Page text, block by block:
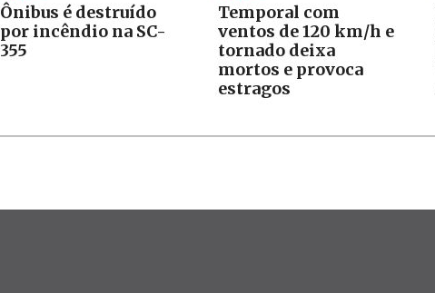
Ônibus é destruído
por incêndio na SC-
355
Temporal com
ventos de 120 km/h e
tornado deixa
mortos e provoca
estragos